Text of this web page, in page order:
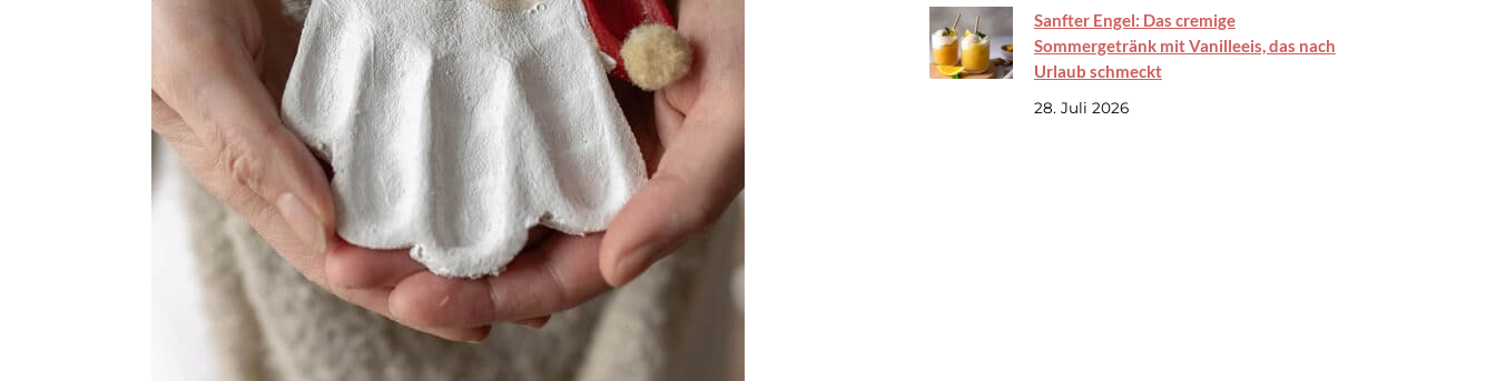
Sanfter Engel: Das cremige
Sommergetränk mit Vanilleeis, das nach
Urlaub schmeckt
28. Juli 2026